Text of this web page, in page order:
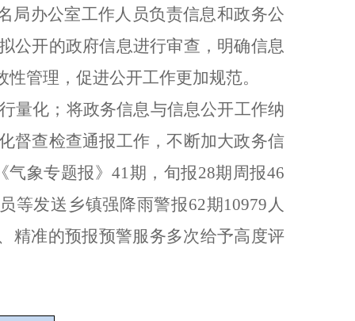
局办公室工作人员负责信息和政务公
公开的政府信息进行审查，明确信息
管理，促进公开工作更加规范。
量化；将政务信息与信息公开工作纳
督查检查通报工作，不断加大政务信
气象专题报》41期，旬报28期周报46
等发送乡镇强降雨警报62期10979 人
精准的预报预警服务多次给予高度评